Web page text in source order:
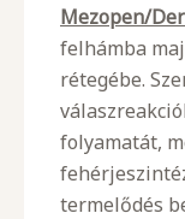
Mezopen/
felhámba
rétegébe.
folyamatát,
termelődés